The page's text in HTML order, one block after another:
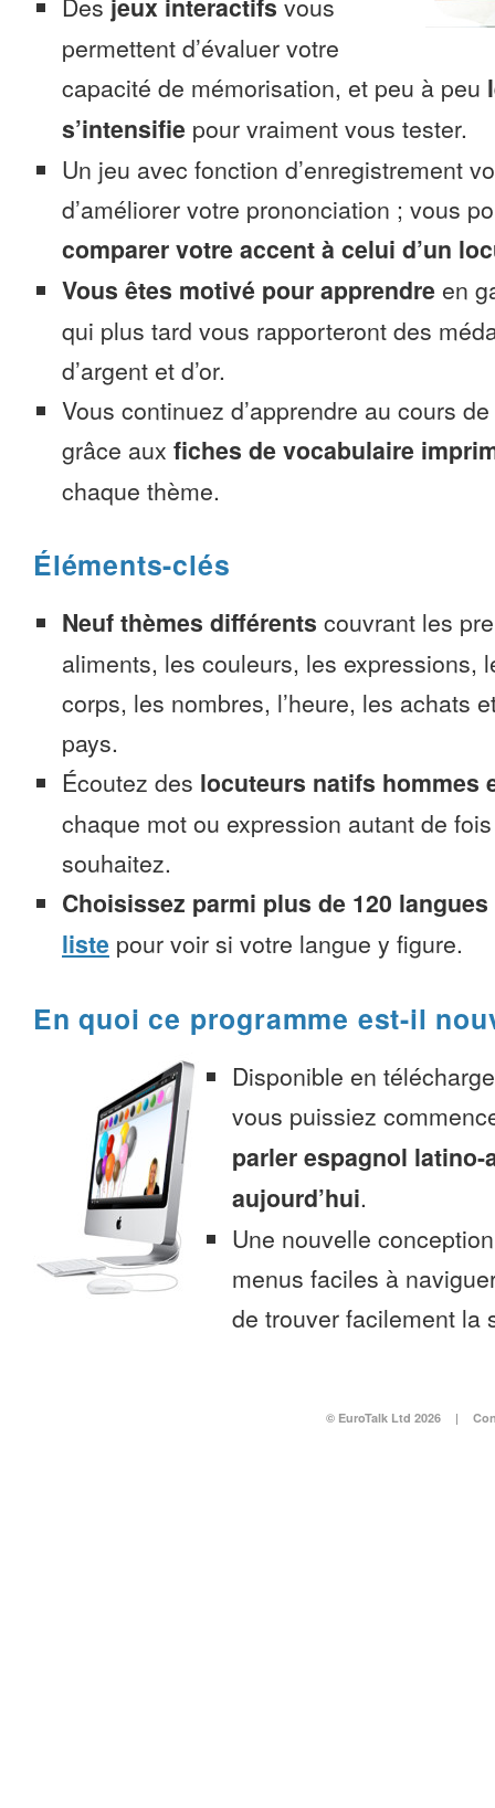
Des jeux interactifs vous
permettent d’évaluer votre
capacité de mémorisation, et peu à peu
s’intensifie pour vraiment vous tester.
Un jeu avec fonction d’enregistrement
d’améliorer votre prononciation ; vous
comparer votre accent à celui d’un
Vous êtes motivé pour apprendre en
qui plus tard vous rapporteront des
d’argent et d’or.
Vous continuez d’apprendre au cours
grâce aux fiches de vocabulaire
chaque thème.
Éléments-clés
Neuf thèmes différents couvrant les
aliments, les couleurs, les expressions,
corps, les nombres, l’heure, les achats
pays.
Écoutez des locuteurs natifs hommes
chaque mot ou expression autant de
souhaitez.
Choisissez parmi plus de 120 langues
liste pour voir si votre langue y figure.
En quoi ce programme est-il
Disponible en
vous puissiez
parler espagnol latino-
aujourd’hui.
Une nouvelle
menus faciles à
de trouver facilement la
© EuroTalk Ltd 2026 |